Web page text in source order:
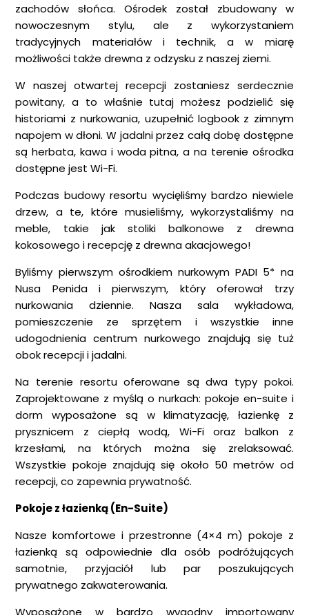
zachodów słońca. Ośrodek został zbudowany w
nowoczesnym stylu, ale z wykorzystaniem
tradycyjnych materiałów i technik, a w miarę
możliwości także drewna z odzysku z naszej ziemi.
W naszej otwartej recepcji zostaniesz serdecznie
powitany, a to właśnie tutaj możesz podzielić się
historiami z nurkowania, uzupełnić logbook z zimnym
napojem w dłoni. W jadalni przez całą dobę dostępne
są herbata, kawa i woda pitna, a na terenie ośrodka
dostępne jest Wi-Fi.
Podczas budowy resortu wycięliśmy bardzo niewiele
drzew, a te, które musieliśmy, wykorzystaliśmy na
meble, takie jak stoliki balkonowe z drewna
kokosowego i recepcję z drewna akacjowego!
Byliśmy pierwszym ośrodkiem nurkowym PADI 5* na
Nusa Penida i pierwszym, który oferował trzy
nurkowania dziennie. Nasza sala wykładowa,
pomieszczenie ze sprzętem i wszystkie inne
udogodnienia centrum nurkowego znajdują się tuż
obok recepcji i jadalni.
Na terenie resortu oferowane są dwa typy pokoi.
Zaprojektowane z myślą o nurkach: pokoje en-suite i
dorm wyposażone są w klimatyzację, łazienkę z
prysznicem z ciepłą wodą, Wi-Fi oraz balkon z
krzesłami, na których można się zrelaksować.
Wszystkie pokoje znajdują się około 50 metrów od
recepcji, co zapewnia prywatność.
Pokoje z łazienką (En-Suite)
Nasze komfortowe i przestronne (4×4 m) pokoje z
łazienką są odpowiednie dla osób podróżujących
samotnie, przyjaciół lub par poszukujących
prywatnego zakwaterowania.
Wyposażone w bardzo wygodny importowany